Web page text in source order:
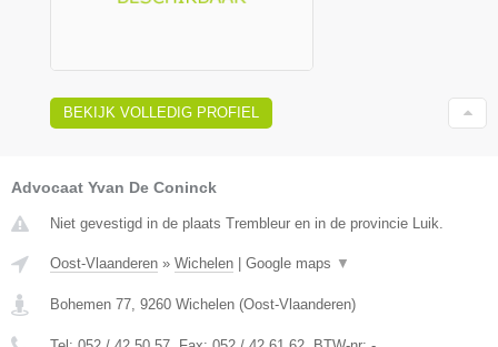
BEKIJK VOLLEDIG PROFIEL
Advocaat Yvan De Coninck
Niet gevestigd in de plaats Trembleur en in de provincie Luik.
Oost-Vlaanderen » Wichelen Google maps ▼
Bohemen 77, 9260 Wichelen (Oost-Vlaanderen)